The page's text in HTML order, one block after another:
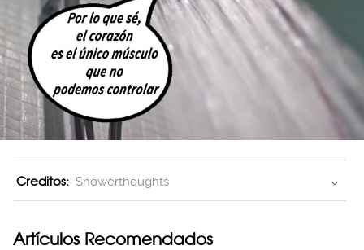
Creditos: Showerthoughts
Artículos Recomendados